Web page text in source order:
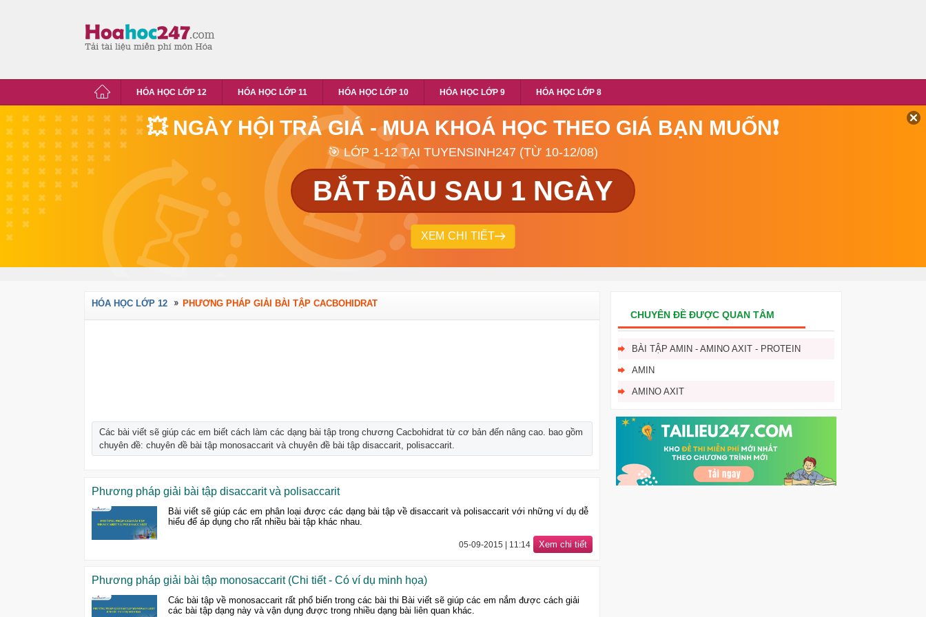
HÓA HỌC LỚP 12 HÓA HỌC LỚP 11 HÓA HỌC LỚP 10 HÓA HỌC LỚP 9 HÓA HỌC LỚP 8
💥 NGÀY HỘI TRẢ GIÁ - MUA KHOÁ HỌC THEO GIÁ BẠN MUỐN❗
🎯 LỚP 1-12 TẠI TUYENSINH247 (TỪ 10-12/08)
BẮT ĐẦU SAU 1 NGÀY
XEM CHI TIẾT
HÓA HỌC LỚP 12 PHƯƠNG PHÁP GIẢI BÀI TẬP CACBOHIDRAT
Các bài viết sẽ giúp các em biết cách làm các dạng bài tập trong chương Cacbohidrat từ cơ bản đến nâng cao. bao gồm
chuyên đề: chuyên đề bài tập monosaccarit và chuyên đề bài tập disaccarit, polisaccarit.
Phương pháp giải bài tập disaccarit và polisaccarit
Bài viết sẽ giúp các em phân loại được các dạng bài tập về disaccarit và polisaccarit với những ví dụ dễ
hiểu để áp dụng cho rất nhiều bài tập khác nhau.
05-09-2015 | 11:14 Xem chi tiết
Phương pháp giải bài tập monosaccarit (Chi tiết - Có ví dụ minh họa)
Các bài tập về monosaccarit rất phổ biến trong các bài thi Bài viết sẽ giúp các em nắm được cách giải
các bài tập dạng này và vận dụng được trong nhiều dạng bài liên quan khác.
CHUYÊN ĐỀ ĐƯỢC QUAN TÂM
BÀI TẬP AMIN - AMINO AXIT - PROTEIN
AMIN
AMINO AXIT